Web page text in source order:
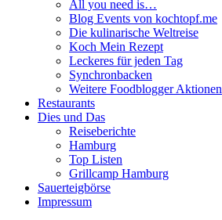
All you need is…
Blog Events von kochtopf.me
Die kulinarische Weltreise
Koch Mein Rezept
Leckeres für jeden Tag
Synchronbacken
Weitere Foodblogger Aktionen
Restaurants
Dies und Das
Reiseberichte
Hamburg
Top Listen
Grillcamp Hamburg
Sauerteigbörse
Impressum